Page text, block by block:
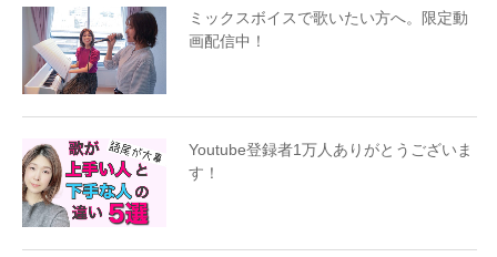
ミックスボイスで歌いたい方へ。限定動
画配信中！
Youtube登録者1万人ありがとうございま
す！